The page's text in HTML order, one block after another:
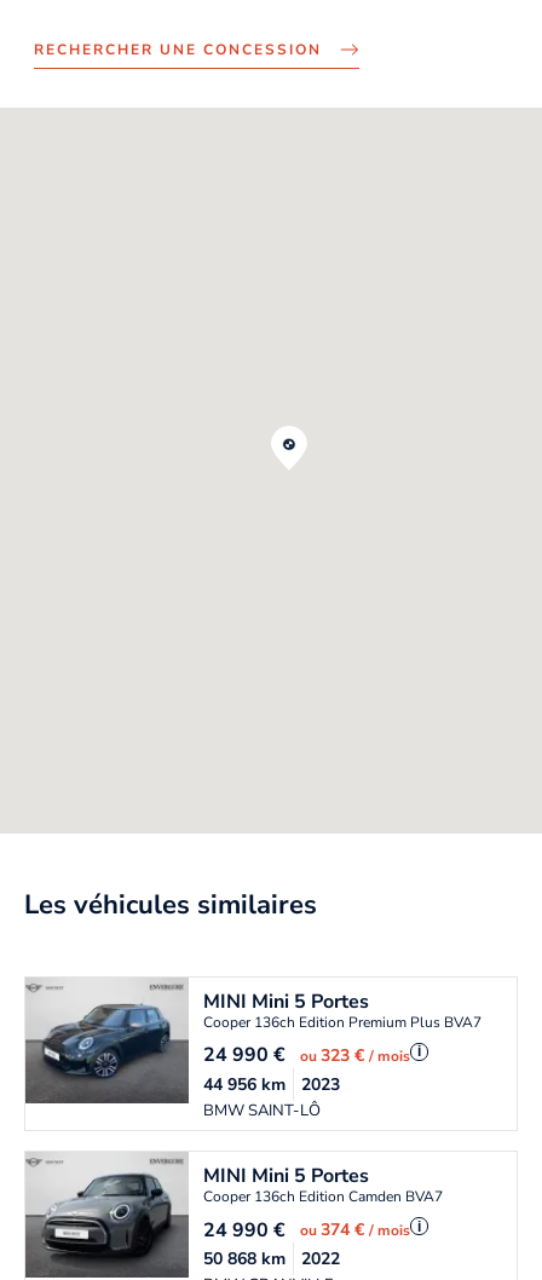
RECHERCHER UNE CONCESSION
Les véhicules similaires
MINI Mini 5 Portes
Cooper 136ch Edition Premium Plus BVA7
24 990€ ou323 €/ mois i
BMW SAINT-LÔ
44 956km 2023
MINI Mini 5 Portes
Cooper 136ch Edition Camden BVA7
24 990€ ou374 €/ mois i
50 868km 2022